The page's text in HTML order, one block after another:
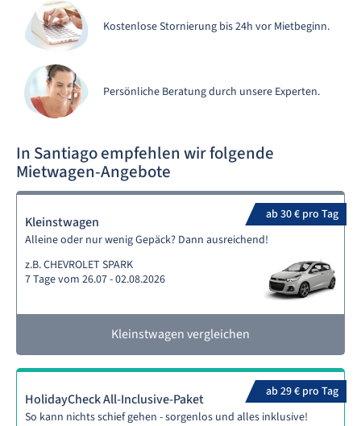
Kostenlose Stornierung bis 24h vor Mietbeginn.
Persönliche Beratung durch unsere Experten.
In Santiago empfehlen wir folgende
Mietwagen-Angebote
ab 30 € pro Tag
Kleinstwagen
Alleine oder nur wenig Gepäck? Dann ausreichend!
z.B. CHEVROLET SPARK
7 Tage vom 26.07 - 02.08.2026
Kleinstwagen vergleichen
ab 29 € pro Tag
HolidayCheck All-Inclusive-Paket
So kann nichts schief gehen - sorgenlos und alles inklusive!